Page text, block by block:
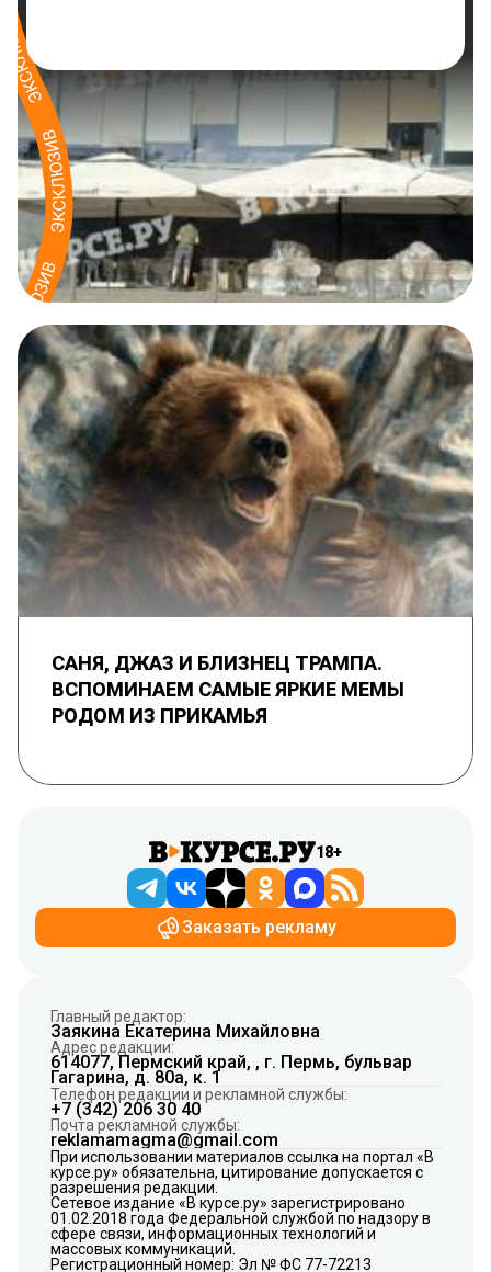
САНЯ, ДЖАЗ И БЛИЗНЕЦ ТРАМПА.
ВСПОМИНАЕМ САМЫЕ ЯРКИЕ МЕМЫ
РОДОМ ИЗ ПРИКАМЬЯ
18+
Заказать рекламу
Главный редактор:
Заякина Екатерина Михайловна
Адрес редакции:
614077, Пермский край, , г. Пермь, бульвар
Гагарина, д. 80а, к. 1
Телефон редакции и рекламной службы:
+7 (342) 206 30 40
Почта рекламной службы:
reklamamagma@gmail.com
При использовании материалов ссылка на портал «В
курсе.ру» обязательна, цитирование допускается с
разрешения редакции.
Сетевое издание «В курсе.ру» зарегистрировано
01.02.2018 года Федеральной службой по надзору в
сфере связи, информационных технологий и
массовых коммуникаций.
Регистрационный номер: Эл № ФС 77-72213